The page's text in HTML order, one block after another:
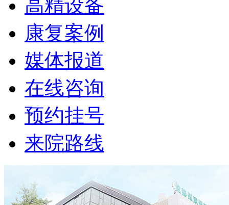
高精设备
康复案例
媒体报道
在线咨询
预约挂号
来院路线